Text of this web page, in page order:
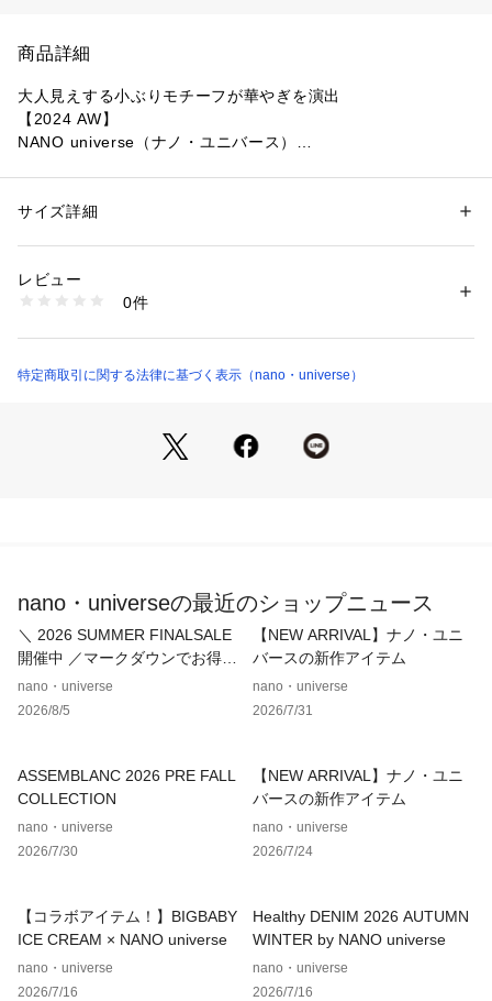
商品詳細
大人見えする小ぶりモチーフが華やぎを演出
【2024 AW】
NANO universe（ナノ・ユニバース）
ス。落ち着いた印象で合わせられる小ぶりなモチーフで、ご自
■デザイン
・シェルで仕立てたハートモチーフがワンポイントになるデザ
・ご自身へのご褒美に◎
・柔らかく肌馴染みの良いホワイト、薄いピンクの2色展開
・6694246304　ハートストーンネックレス
■サイズ感
※サンプルにて撮影、採寸を行う為、実際にお届けする商品と
上、お届け予定時期が前後する場合もございますので、予めご
※光の当たり具合や撮影環境により色味が異なる場合がござい
ます。正しい色味はスタジオ画像の色味をご参照ください。
ものリストを作成！
いち早く特典情報をゲットして、お買い物をよりお楽しみくだ
さい。
性別：レディース
素材：シルバー925, シェル
洗濯：-
※詳しい洗濯方法については、商品の品質表示タグをご覧ください
6694245305 （ショップ）
サイズ詳細
レビュー
0件
特定商取引に関する法律に基づく表示（nano・universe）
nano・universeの最近のショップニュース
＼ 2026 SUMMER FINALSALE
開催中 ／マークダウンでお得に
ゲット！
nano・universe
2026/8/5
【NEW ARRIVAL】ナノ・ユニ
バースの新作アイテム
nano・universe
2026/7/31
ASSEMBLANC 2026 PRE FALL
COLLECTION
nano・universe
2026/7/30
【NEW ARRIVAL】ナノ・ユニ
バースの新作アイテム
nano・universe
2026/7/24
【コラボアイテム！】BIGBABY
ICE CREAM × NANO universe
nano・universe
2026/7/16
Healthy DENIM 2026 AUTUMN
WINTER by NANO universe
nano・universe
2026/7/16